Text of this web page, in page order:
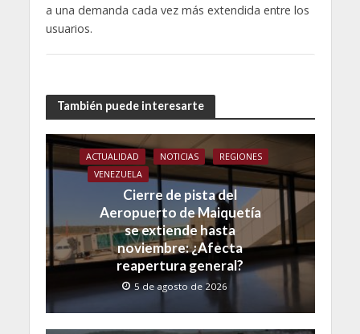
a una demanda cada vez más extendida entre los
usuarios.
También puede interesarte
ACTUALIDAD NOTICIAS
REGIONES
VENEZUELA
Cierre de pista del
Aeropuerto de Maiquetía
se extiende hasta
noviembre: ¿Afecta
reapertura general?
5 de agosto de 2026